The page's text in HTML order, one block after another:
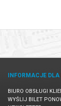
INFORMACJE
BIURO OBSŁUGI
WYŚLIJ BILET